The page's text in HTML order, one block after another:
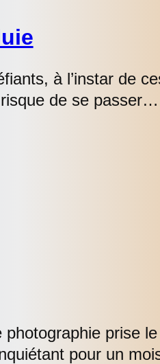
à l’instar de
de se
prise
pour un